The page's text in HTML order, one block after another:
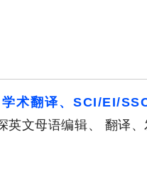
术翻译、SCI/EI/
英文母语编辑、 翻译